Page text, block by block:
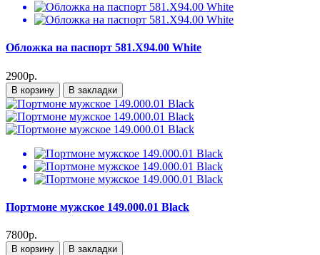
Обложка на паспорт 581.X94.00 White
2900р.
В корзину В закладки
Портмоне мужское 149.000.01 Black
7800р.
В корзину В закладки